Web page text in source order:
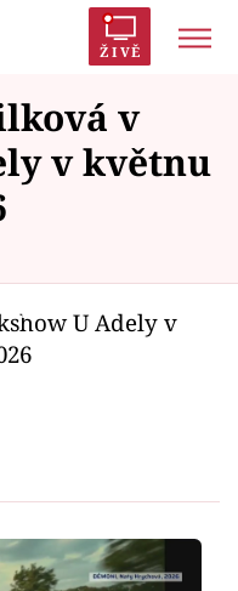
ŽIVĚ
AYTO?
v
v květnu
U Adely v